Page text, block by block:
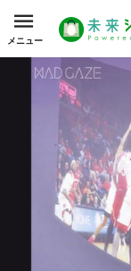
メニュー